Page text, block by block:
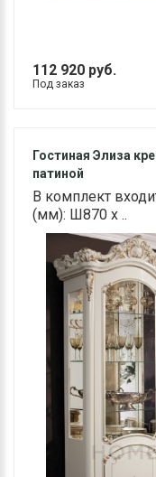
112 920 руб.
Под заказ
Гостиная Элиза
патиной
В комплект
(мм): Ш870 х ..